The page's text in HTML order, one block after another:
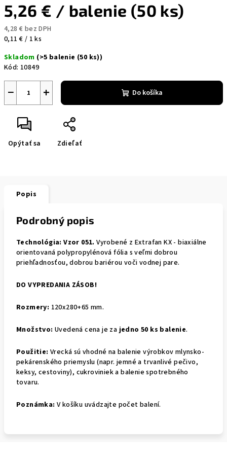
5,26 € / balenie (50 ks)
4,28 € bez DPH
Jednotková
0,11 € / 1 ks
Skladom (>5 balenie (50 ks))
Kód: 10849
+
− Do košíka
Opýtať sa Zdieľať
Popis
Podrobný popis
Technológia: Vzor 051. Vyrobené z Extrafan KX - biaxiálne
orientovaná polypropylénová fólia s veľmi dobrou
priehľadnosťou, dobrou bariérou voči vodnej pare.
DO VYPREDANIA ZÁSOB!
Rozmery: 120x280+65 mm.
Množstvo: Uvedená cena je zajedno 50 ks balenie.
Použitie: Vrecká sú vhodné na balenie výrobkov mlynsko-
pekárenského priemyslu (napr. jemné a trvanlivé pečivo,
keksy, cestoviny), cukroviniek a balenie spotrebného
tovaru.
Poznámka: V košíku uvádzajte počet balení.